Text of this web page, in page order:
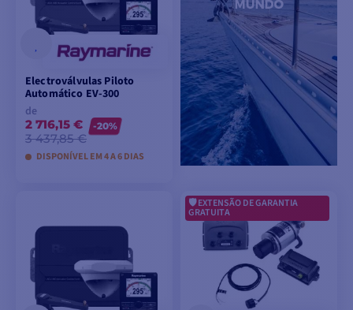
Electroválvulas Piloto
Automático EV-300
de
2 716,15 €
3 437,85 €
-20%
DISPONÍVEL EM 4 A 6 DIAS
EXTENSÃO DE GARANTIA
GRATUITA